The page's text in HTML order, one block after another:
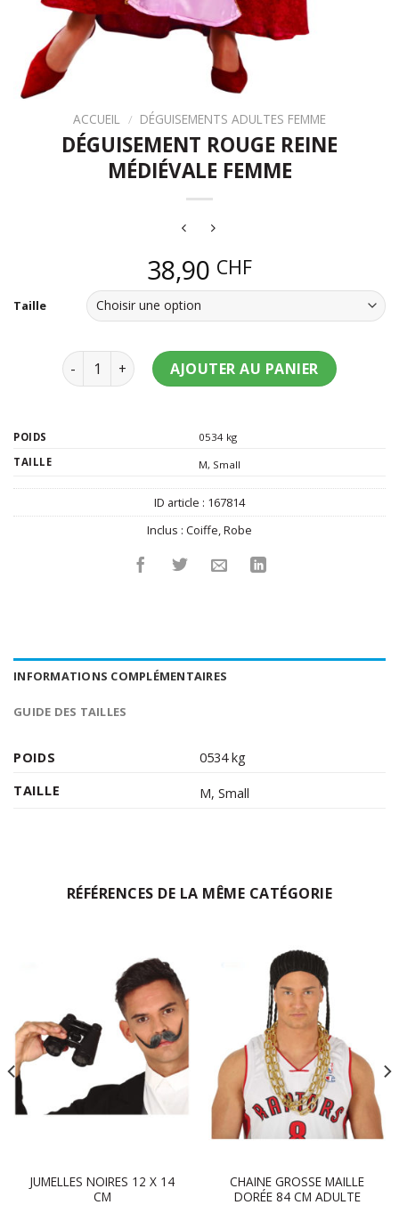
ACCUEIL / DÉGUISEMENTS ADULTES FEMME
DÉGUISEMENT ROUGE REINE
MÉDIÉVALE FEMME
38,90 CHF
Taille
quantité de Déguisement rouge reine médiévale
AJOUTER AU PANIER
POIDS
0534 kg
TAILLE
M, Small
ID article : 167814
Inclus : Coiffe,Robe
INFORMATIONS COMPLÉMENTAIRES
GUIDE DES TAILLES
POIDS
0534 kg
TAILLE
M,Small
RÉFÉRENCES DE LA MÊME CATÉGORIE
JUMELLES NOIRES 12 X 14
CM
CHAINE GROSSE MAILLE
DORÉE 84 CM ADULTE